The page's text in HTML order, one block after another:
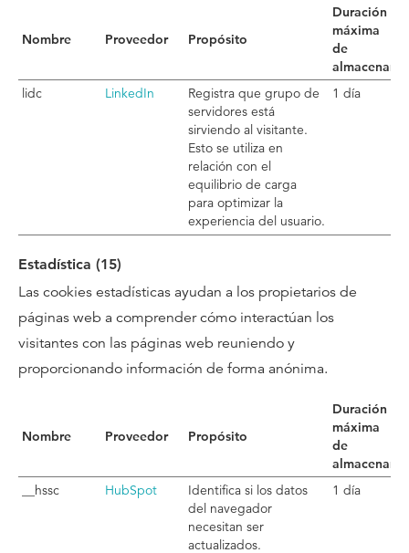
Nombre Proveedor Propósito
Duración
máxima
de
lidc
LinkedIn
Registra que grupo de
servidores está
sirviendo al visitante.
Esto se utiliza en
relación con el
equilibrio de carga
para optimizar la
experiencia del usuario.
1 día
Estadística (15)
Las cookies estadísticas ayudan a los propietarios de
páginas web a comprender cómo interactúan los
visitantes con las páginas web reuniendo y
proporcionando información de forma anónima.
Nombre Proveedor Propósito
Duración
máxima
de
__hssc
HubSpot
Identifica si los datos
del navegador
necesitan ser
actualizados.
1 día